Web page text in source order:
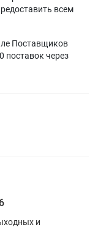
всем
Поставщиков
поставок через
и